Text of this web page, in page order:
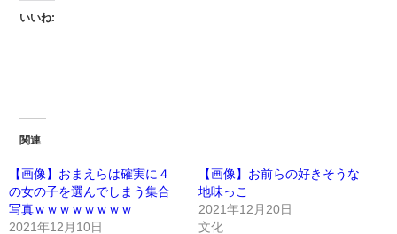
いいね:
関連
【画像】おまえらは確実に４
の女の子を選んでしまう集合
写真ｗｗｗｗｗｗｗｗ
2021年12月10日
【画像】お前らの好きそうな
地味っこ
2021年12月20日
文化